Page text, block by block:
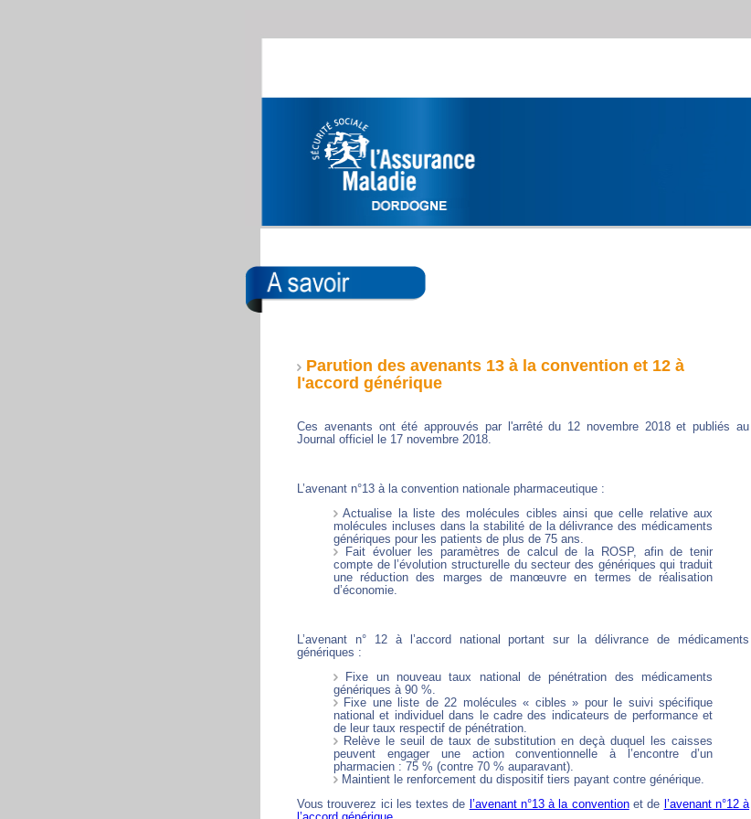
Parution des avenants 13 à la convention et 12 à
l'accord générique
Ces avenants ont été approuvés par l'arrêté du 12 novembre 2018 et publiés au
Journal officiel le 17 novembre 2018.
L’avenant n°13 à la convention nationale pharmaceutique :
Actualise la liste des molécules cibles ainsi que celle relative aux
molécules incluses dans la stabilité de la délivrance des médicaments
génériques pour les patients de plus de 75 ans.
Fait évoluer les paramètres de calcul de la ROSP, afin de tenir
compte de l’évolution structurelle du secteur des génériques qui traduit
une réduction des marges de manœuvre en termes de réalisation
d’économie.
L’avenant n° 12 à l’accord national portant sur la délivrance de médicaments
génériques :
Fixe un nouveau taux national de pénétration des médicaments
génériques à 90 %.
Fixe une liste de 22 molécules « cibles » pour le suivi spécifique
national et individuel dans le cadre des indicateurs de performance et
de leur taux respectif de pénétration.
Relève le seuil de taux de substitution en deçà duquel les caisses
peuvent engager une action conventionnelle à l’encontre d’un
pharmacien : 75 % (contre 70 % auparavant).
Maintient le renforcement du dispositif tiers payant contre générique.
Vous trouverez ici les textes de l’avenant n°13 à la conventionet de l’avenant n°12 à